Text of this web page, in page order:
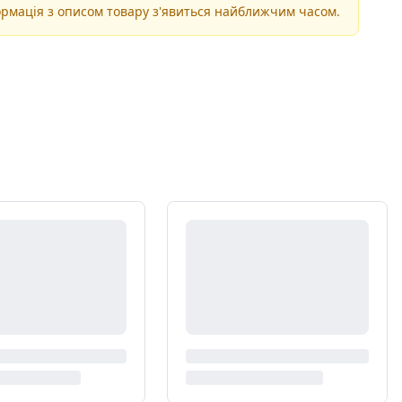
з описом товару з'явиться найближчим часом.